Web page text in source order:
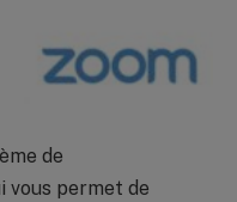
de
vous permet de